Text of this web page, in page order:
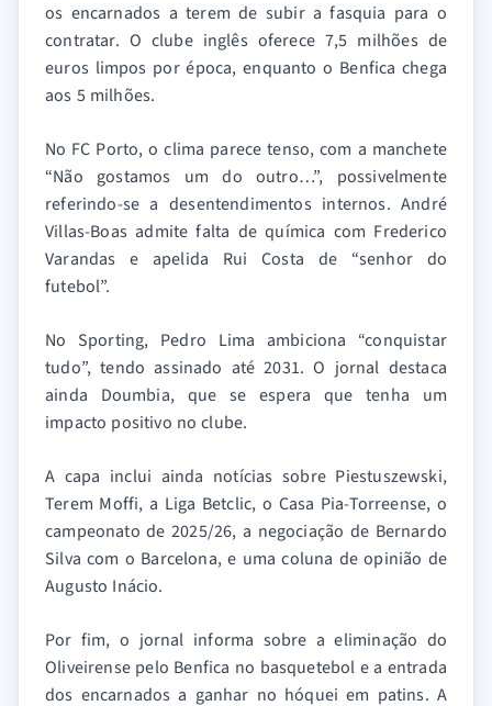
os encarnados a terem de subir a fasquia para o
contratar. O clube inglês oferece 7,5 milhões de
euros limpos por época, enquanto o Benfica chega
aos 5 milhões.
No FC Porto, o clima parece tenso, com a manchete
“Não gostamos um do outro…”, possivelmente
referindo-se a desentendimentos internos. André
Villas-Boas admite falta de química com Frederico
Varandas e apelida Rui Costa de “senhor do
futebol”.
No Sporting, Pedro Lima ambiciona “conquistar
tudo”, tendo assinado até 2031. O jornal destaca
ainda Doumbia, que se espera que tenha um
impacto positivo no clube.
A capa inclui ainda notícias sobre Piestuszewski,
Terem Moffi, a Liga Betclic, o Casa Pia-Torreense, o
campeonato de 2025/26, a negociação de Bernardo
Silva com o Barcelona, e uma coluna de opinião de
Augusto Inácio.
Por fim, o jornal informa sobre a eliminação do
Oliveirense pelo Benfica no basquetebol e a entrada
dos encarnados a ganhar no hóquei em patins. A